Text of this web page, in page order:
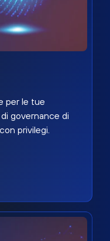
per le tue
governance di
privilegi.